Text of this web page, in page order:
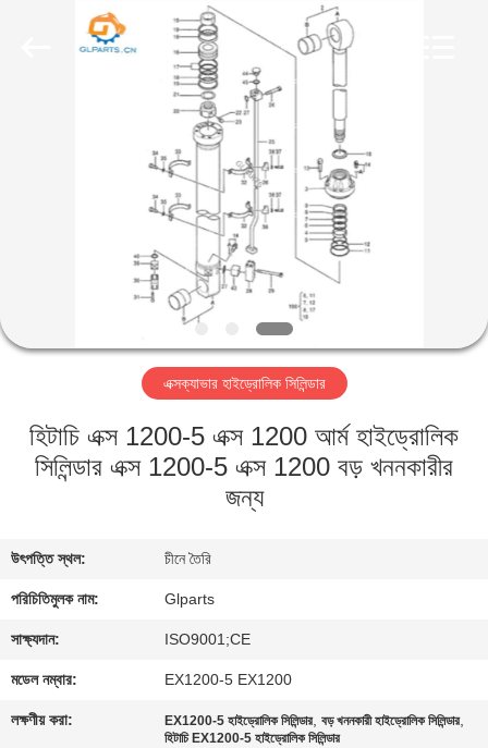
আমাদের
সম্পর্কে
কারখানা
পরিদর্শন
নিয়ন্ত্রণ
আমাদের
সাথে
যোগাযোগ
এক্সক্যাভার হাইড্রোলিক সিলিন্ডার
হিটাচি এক্স 1200-5 এক্স 1200 আর্ম হাইড্রোলিক
সিলিন্ডার এক্স 1200-5 এক্স 1200 বড় খননকারীর
জন্য
উৎপত্তি স্থল: চীনে তৈরি
পরিচিতিমুলক নাম: Glparts
সাক্ষ্যদান: ISO9001;CE
মডেল নম্বার: EX1200-5 EX1200
লক্ষণীয় করা: EX1200-5 হাইড্রোলিক সিলিন্ডার,বড় খননকারী হাইড্রোলিক সিলিন্ডার,
হিটাচি EX1200-5 হাইড্রোলিক সিলিন্ডার